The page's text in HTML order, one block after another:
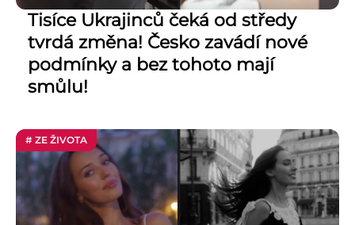
Tisíce Ukrajinců čeká od středy
tvrdá změna! Česko zavádí nové
podmínky a bez tohoto mají
smůlu!
# ZE ŽIVOTA